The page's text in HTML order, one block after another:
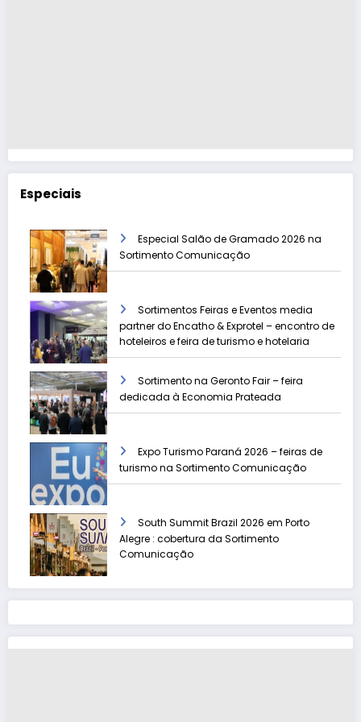
Especiais
Especial Salão de Gramado 2026 na
Sortimento Comunicação
Sortimentos Feiras e Eventos media
partner do Encatho & Exprotel – encontro de
hoteleiros e feira de turismo e hotelaria
Sortimento na Geronto Fair – feira
dedicada à Economia Prateada
Expo Turismo Paraná 2026 – feiras de
turismo na Sortimento Comunicação
South Summit Brazil 2026 em Porto
Alegre : cobertura da Sortimento
Comunicação